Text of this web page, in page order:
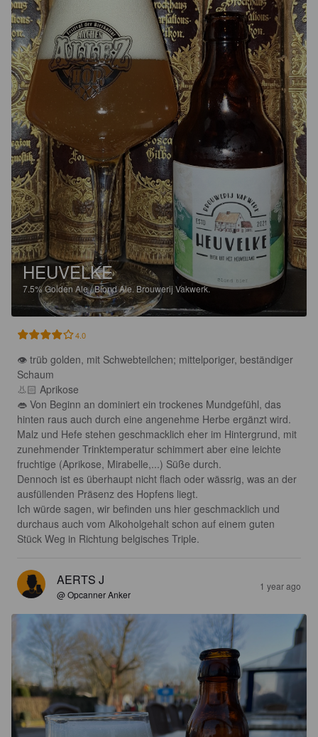
HEUVELKE
7.5%Golden Ale / Blond Ale.Brouwerij Vakwerk.
4.0
👁 trüb golden, mit Schwebteilchen; mittelporiger, beständiger
Schaum
👃🏻 Aprikose
👄 Von Beginn an dominiert ein trockenes Mundgefühl, das
hinten raus auch durch eine angenehme Herbe ergänzt wird.
Malz und Hefe stehen geschmacklich eher im Hintergrund, mit
zunehmender Trinktemperatur schimmert aber eine leichte
fruchtige (Aprikose, Mirabelle,...) Süße durch.
Dennoch ist es überhaupt nicht flach oder wässrig, was an der
ausfüllenden Präsenz des Hopfens liegt.
Ich würde sagen, wir befinden uns hier geschmacklich und
durchaus auch vom Alkoholgehalt schon auf einem guten
Stück Weg in Richtung belgisches Triple.
AERTS J
@ Opcanner Anker
1 year ago